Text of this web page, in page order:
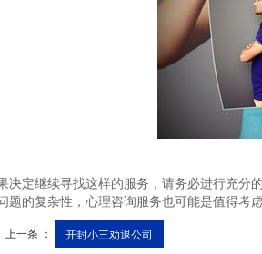
决定继续寻找这样的服务，请务必进行充分
题的复杂性，心理咨询服务也可能是值得考
上一条 ： 开封小三劝退公司